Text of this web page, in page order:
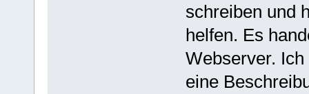
schreiben und
helfen. Es
Webserver.
eine